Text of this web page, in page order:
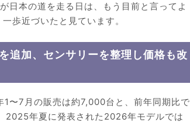
日本の道を走る日は、もう目前と言ってよ
歩近づいたと見ています。
追加、センサリーを整理し価格も改
〜7月の販売は約7,000台と、前年同期比で
2025年夏に発表された2026年モデルでは